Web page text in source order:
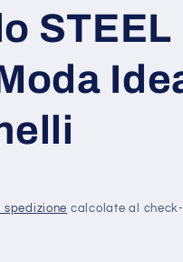
STEEL
spedizione calcolate al